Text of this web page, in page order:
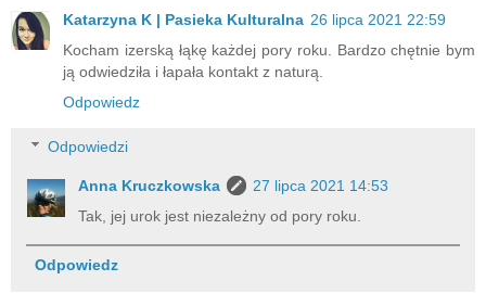
Katarzyna K | Pasieka Kulturalna 26 lipca 2021 22:59
Kocham izerską łąkę każdej pory roku. Bardzo chętnie bym
ją odwiedziła i łapała kontakt z naturą.
Odpowiedz
Odpowiedzi
Anna Kruczkowska
27 lipca 2021 14:53
Tak, jej urok jest niezależny od pory roku.
Odpowiedz